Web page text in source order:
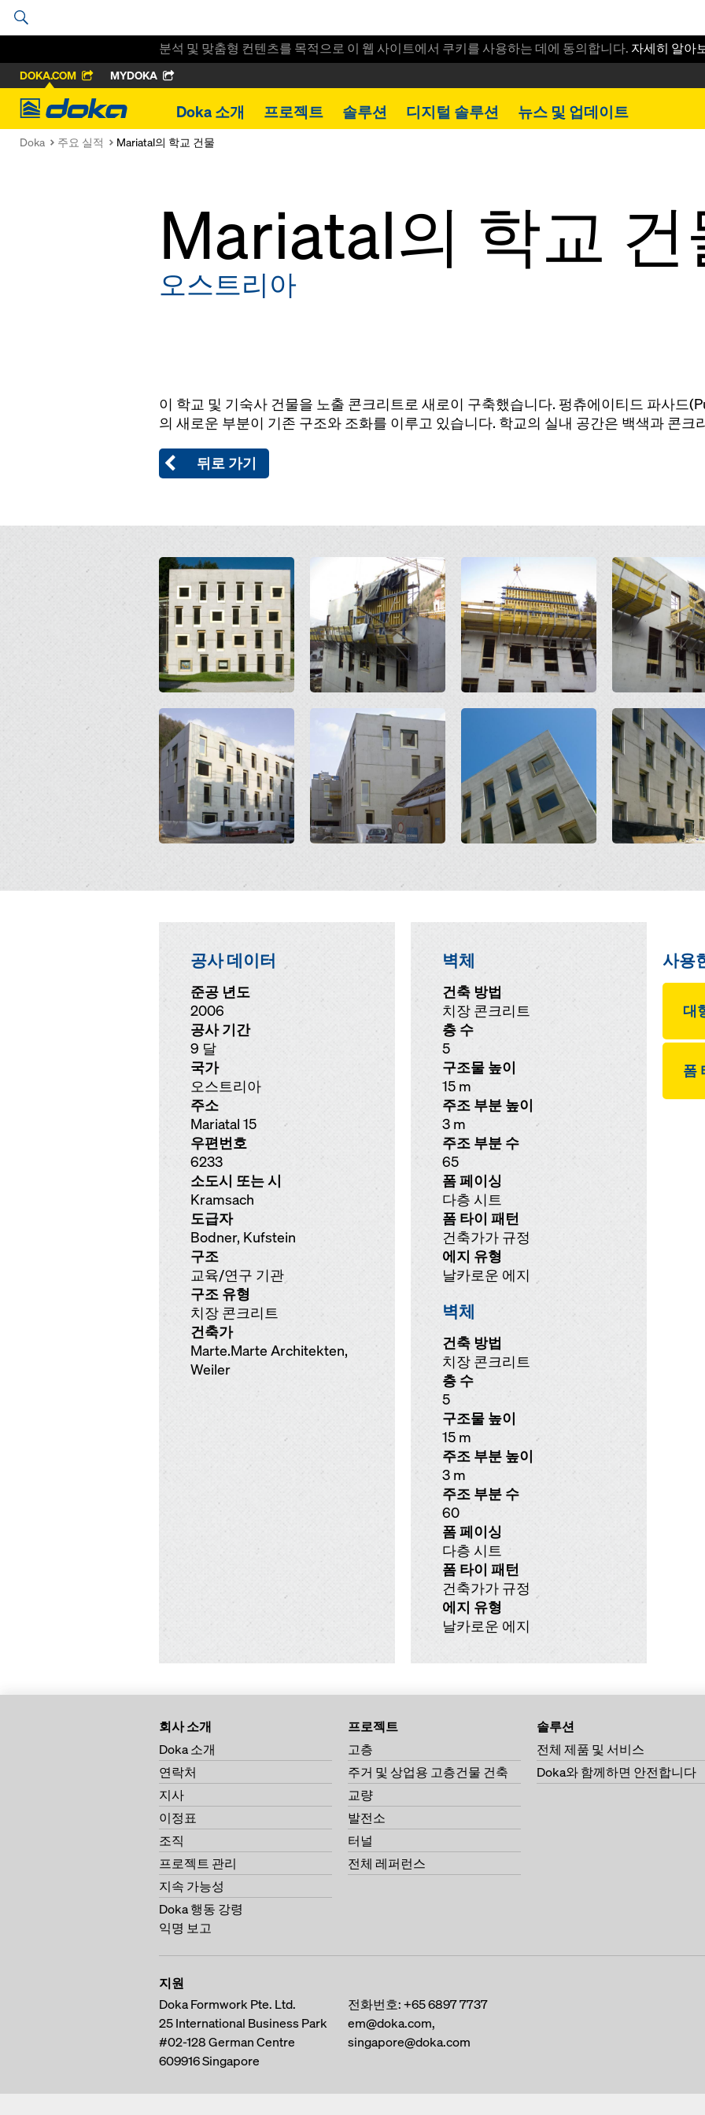
분석 및 맞춤형 컨텐츠를 목적으로 이 웹 사이트에서 쿠키를 사용하는 데에 동의합니다. 자세히 알아
DOKA.COM MYDOKA
Doka
Doka 소개 프로젝트 솔루션 디지털 솔루션 뉴스 및 업데이트
Doka 주요 실적 Mariatal의 학교 건물
Mariatal의 학교 건
오스트리아
이 학교 및 기숙사 건물을 노출 콘크리트로 새로이 구축했습니다. 펑츄에이티드 파사드
의 새로운 부분이 기존 구조와 조화를 이루고 있습니다. 학교의 실내 공간은 백색과 콘크
뒤로 가기
Open Open
Open Open Open
공사 데이터
준공 년도
2006
공사 기간
9 달
국가
오스트리아
주소
Mariatal 15
우편번호
6233
소도시 또는 시
Kramsach
도급자
Bodner, Kufstein
구조
교육/연구 기관
구조 유형
치장 콘크리트
건축가
Marte.Marte Architekten,
Weiler
벽체
건축 방법
치장 콘크리트
층 수
5
구조물 높이
15 m
주조 부분 높이
3 m
주조 부분 수
65
폼 페이싱
다층 시트
폼 타이 패턴
건축가가 규정
에지 유형
날카로운 에지
벽체
건축 방법
치장 콘크리트
층 수
5
구조물 높이
15 m
주조 부분 높이
3 m
주조 부분 수
60
폼 페이싱
다층 시트
폼 타이 패턴
건축가가 규정
에지 유형
날카로운 에지
사용
대
폼
회사 소개
Doka 소개
연락처
지사
이정표
조직
프로젝트 관리
지속 가능성
Doka 행동 강령
익명 보고
프로젝트
고층
주거 및 상업용 고층건물 건축
교량
발전소
터널
전체 레퍼런스
솔루션
전체 제품 및 서비스
Doka와 함께하면 안전합니다
지원
Doka Formwork Pte. Ltd.
25 International Business Park
#02-128 German Centre
609916Singapore
전화번호:+65 6897 7737
em@doka.com,
singapore@doka.com